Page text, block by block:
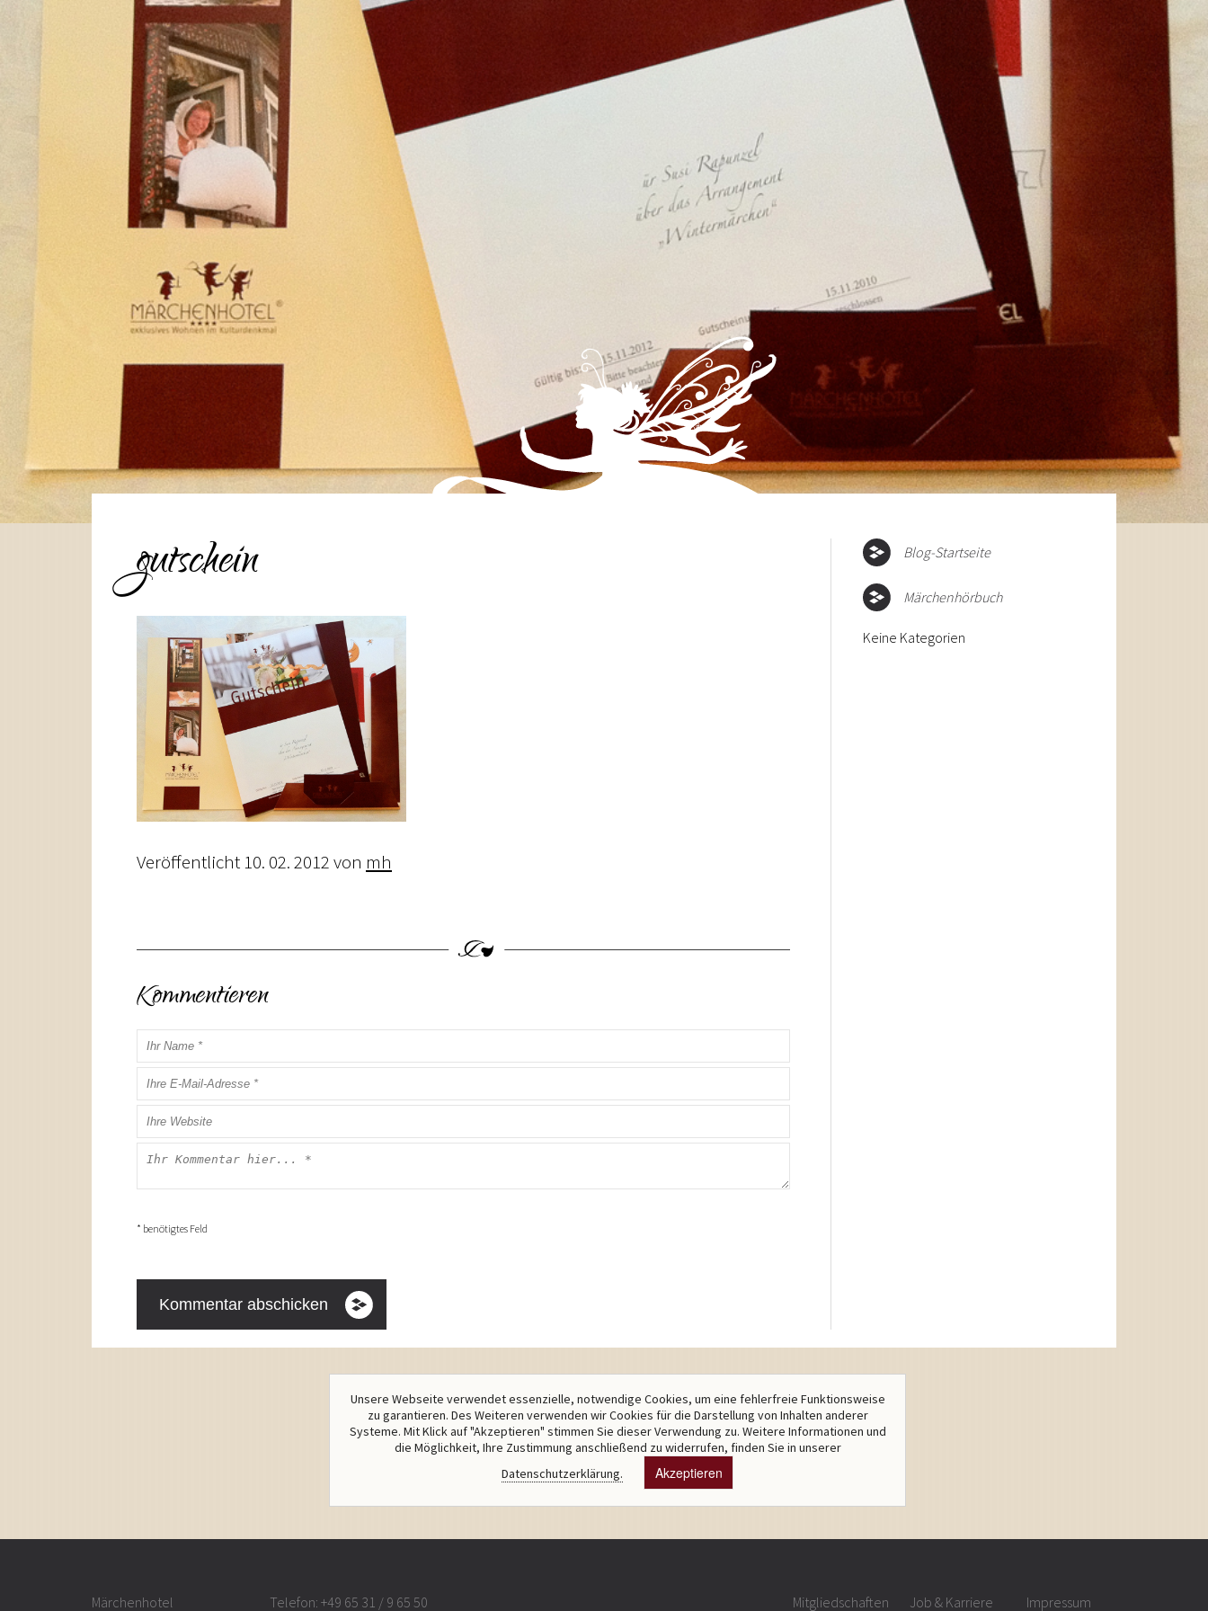
gutschein
Veröffentlicht10. 02. 2012von mh
Kommentieren
* benötigtes Feld
Blog-Startseite
Märchenhörbuch
Keine Kategorien
Märchenhotel
Telefon: +49 65 31 / 9 65 50
Mitgliedschaften
Job & Karriere
Impressum
Unsere Webseite verwendet essenzielle, notwendige Cookies, um eine fehlerfreie Funktionsweise
zu garantieren. Des Weiteren verwenden wir Cookies für die Darstellung von Inhalten anderer
Systeme. Mit Klick auf "Akzeptieren" stimmen Sie dieser Verwendung zu. Weitere Informationen und
die Möglichkeit, Ihre Zustimmung anschließend zu widerrufen, finden Sie in unserer
Datenschutzerklärung.
Akzeptieren